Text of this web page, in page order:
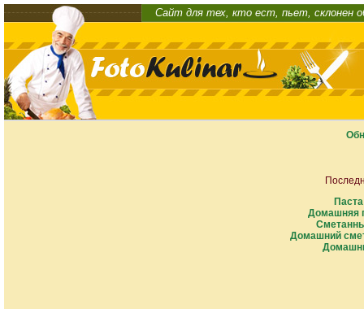
Сайт для тех, кто ест, пьет, склонен
Домашняя
Домашний